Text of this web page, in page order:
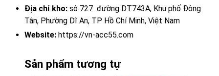
Địa chỉ kho: sô 727 đường DT743A, Khu phố Đông
Tân, Phường Dĩ An, TP Hồ Chí Minh, Việt Nam
Website: https://vn-acc55.com
Sản phẩm tương tự